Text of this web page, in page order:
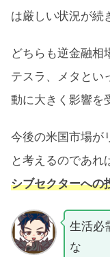
は厳しい状況が続
どちらも逆金融相
テスラ、メタとい
動に大きく影響を
今後の米国市場が
と考えるのであれ
シブセクターへの
生活必
な